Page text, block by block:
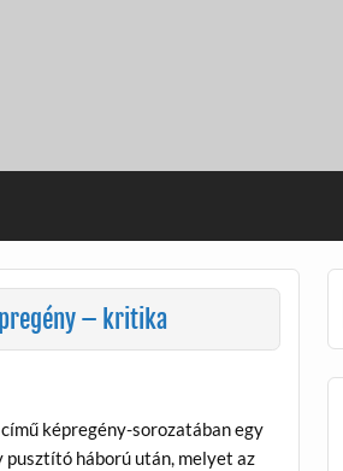
– kritika
képregény-sorozatában egy
háború után, melyet az